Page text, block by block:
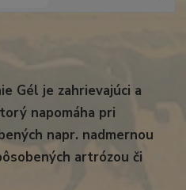
Gél je zahrievajúci a
napomáha pri
napr. nadmernou
artrózou či